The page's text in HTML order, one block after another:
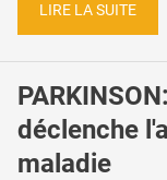
LIRE LA SUITE
déclenche
maladie